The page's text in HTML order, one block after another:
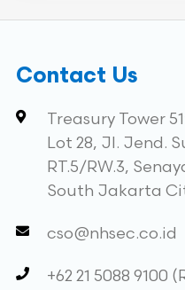
Contact Us
Treasury Tower
Lot 28, Jl. Jend.
RT.5/RW.3,
South Jakarta
cso@nhsec.co.id
+62 21 5088